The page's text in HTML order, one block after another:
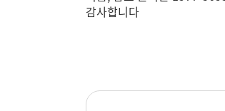
감사합니다